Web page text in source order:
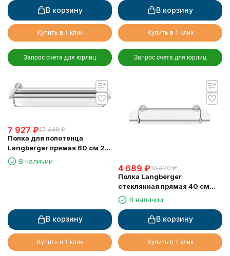
В корзину
Купить в 1 клик
Запрос счета для юрлиц
В корзину
Купить в 1 клик
Запрос счета для юрлиц
7 927 ₽17 440 ₽
Полка для полотенца
Langberger прямая 60 см 2-х
этажная 11003B
В наличии
В корзину
Купить в 1 клик
4 689 ₽10 320 ₽
Полка Langberger
стеклянная прямая 40 см
11051DВ наличии
В корзину
Купить в 1 клик